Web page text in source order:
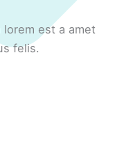
est a amet
felis.